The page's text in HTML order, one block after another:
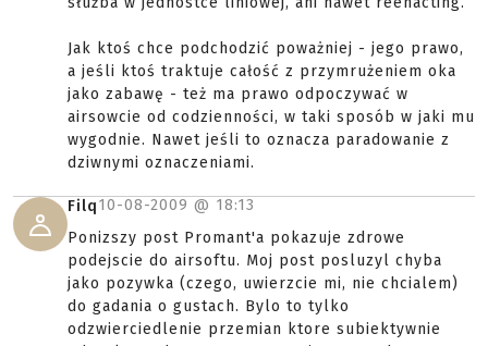
Jak ktoś chce podchodzić poważniej - jego prawo,
a jeśli ktoś traktuje całość z przymrużeniem oka
jako zabawę - też ma prawo odpoczywać w
airsowcie od codzienności, w taki sposób w jaki mu
wygodnie. Nawet jeśli to oznacza paradowanie z
dziwnymi oznaczeniami.
Filq10-08-2009 @ 18:13
Ponizszy post Promant'a pokazuje zdrowe
podejscie do airsoftu. Moj post posluzyl chyba
jako pozywka (czego, uwierzcie mi, nie chcialem)
do gadania o gustach. Bylo to tylko
odzwierciedlenie przemian ktore subiektywnie